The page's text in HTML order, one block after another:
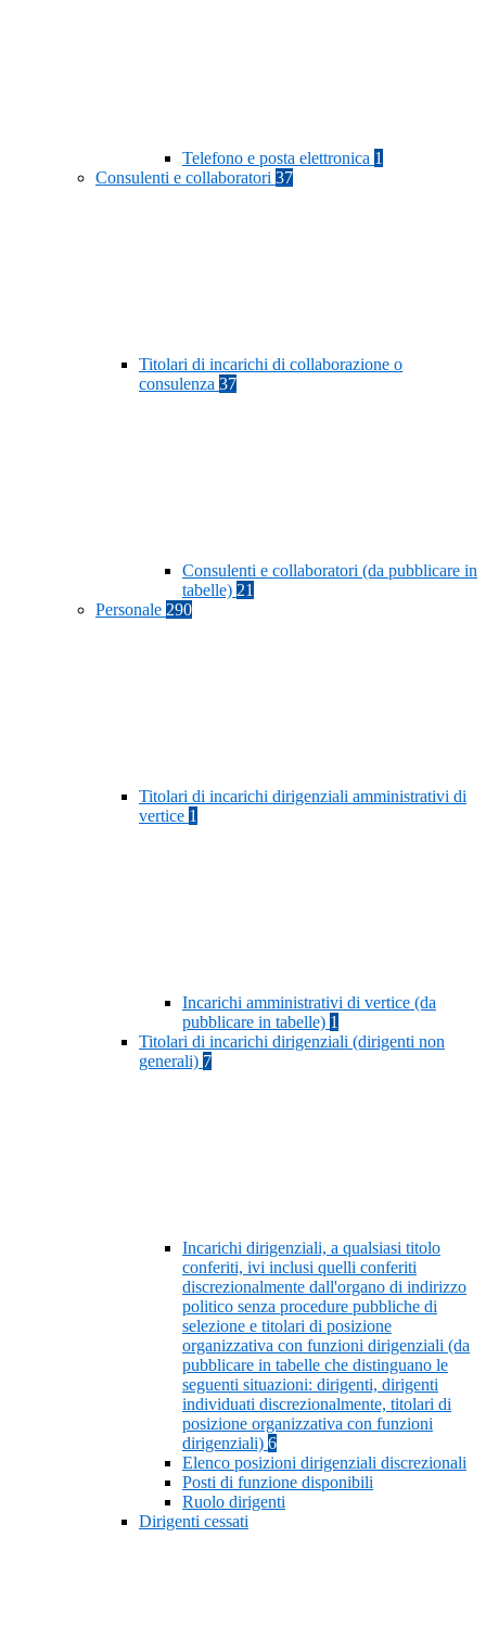
Telefono e posta elettronica 1
Consulenti e collaboratori 37
Titolari di incarichi di collaborazione o
consulenza 37
Consulenti e collaboratori (da pubblicare in
tabelle) 21
Personale 290
Titolari di incarichi dirigenziali amministrativi di
vertice 1
Incarichi amministrativi di vertice (da
pubblicare in tabelle) 1
Titolari di incarichi dirigenziali (dirigenti non
generali) 7
Incarichi dirigenziali, a qualsiasi titolo
conferiti, ivi inclusi quelli conferiti
discrezionalmente dall'organo di indirizzo
politico senza procedure pubbliche di
selezione e titolari di posizione
organizzativa con funzioni dirigenziali (da
pubblicare in tabelle che distinguano le
seguenti situazioni: dirigenti, dirigenti
individuati discrezionalmente, titolari di
posizione organizzativa con funzioni
dirigenziali) 6
Elenco posizioni dirigenziali discrezionali
Posti di funzione disponibili
Ruolo dirigenti
Dirigenti cessati